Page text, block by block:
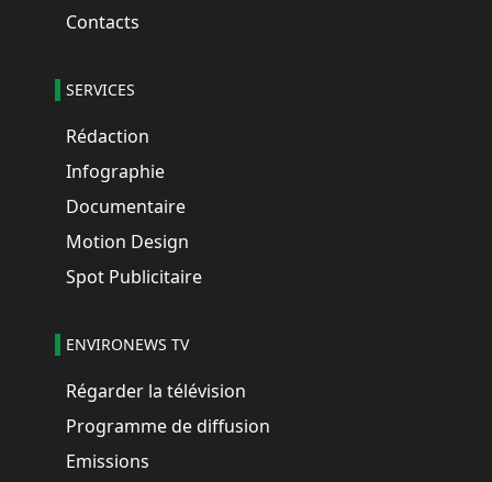
Contacts
SERVICES
Rédaction
Infographie
Documentaire
Motion Design
Spot Publicitaire
ENVIRONEWS TV
Régarder la télévision
Programme de diffusion
Emissions